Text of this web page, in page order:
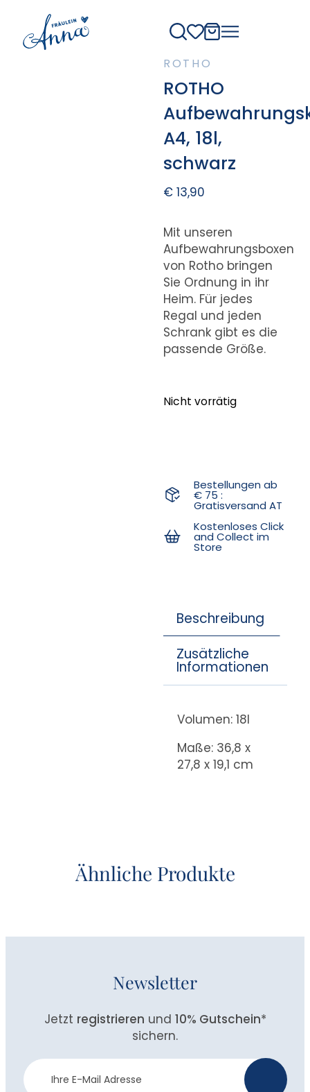
ROTHO
ROTHO
A4, 18l,
schwarz
€13,90
Mit unseren
Aufbewahrungsboxen
von Rotho bringen
Sie Ordnung in ihr
Heim. Für jedes
Regal und jeden
Schrank gibt es die
passende Größe.
Nicht vorrätig
Bestellungen ab
€ 75 :
Gratisversand AT
Kostenloses Click
and Collect im
Store
Beschreibung
Zusätzliche
Informationen
Volumen: 18l
Maße: 36,8 x
27,8 x 19,1 cm
Ähnliche Produkte
Newsletter
Jetzt registrieren und 10% Gutschein*
sichern.
Newsletter
Anmeldung